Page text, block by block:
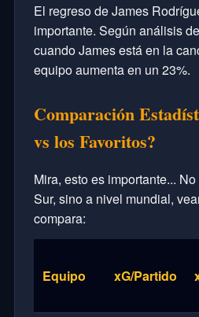
El regreso de James
importante. Según análisis de
cuando James está en la
equipo aumenta en un 23%.
Comparación
vs los Favoritos?
Mira, esto es importante...
Sur, sino a nivel mundial,
compara:
Equipo xG/Partido